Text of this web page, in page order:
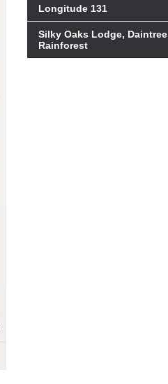
Longitude 131
Silky Oaks Lodge, Daintree
Rainforest